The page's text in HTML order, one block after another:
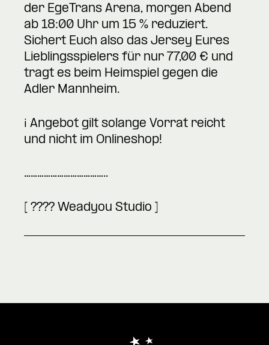
der EgeTrans Arena, morgen Abend
ab 18:00 Uhr um 15 % reduziert.
Sichert Euch also das Jersey Eures
Lieblingsspielers für nur 77,00 € und
tragt es beim Heimspiel gegen die
Adler Mannheim.
ℹ️ Angebot gilt solange Vorrat reicht
und nicht im Onlineshop!
………………………………..
[ ???? Weadyou Studio ]